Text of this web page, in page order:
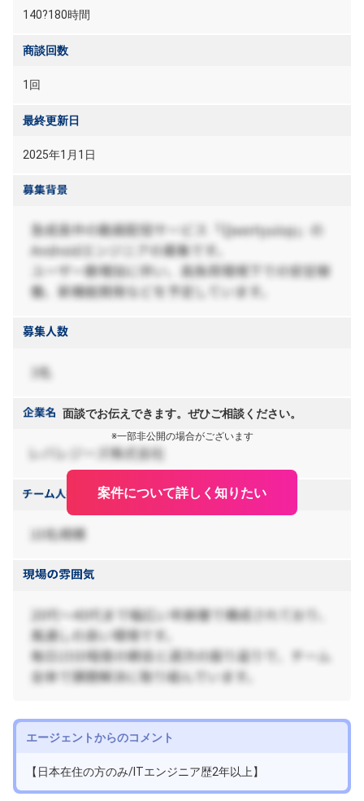
140?180時間
商談回数
1回
最終更新日
2025年1月1日
面談でお伝えできます。ぜひご相談ください。
※一部非公開の場合がございます
案件について詳しく知りたい
エージェントからのコメント
【日本在住の方のみ/ITエンジニア歴2年以上】